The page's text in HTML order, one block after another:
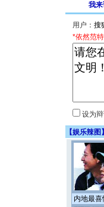
我
用户：
*依然范
设为
【娱乐辣图 】
内地最